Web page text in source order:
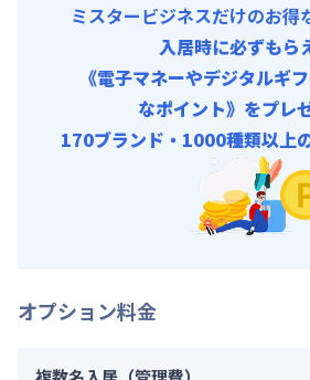
ミスタービジネスだけのお得
入居時に必ずもら
《電子マネーやデジタルギ
なポイント》をプレ
170ブランド・1000種類以上
オプション料金